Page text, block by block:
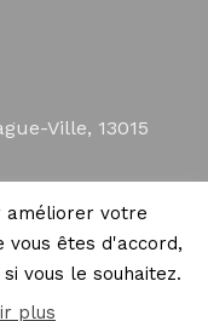
Ville, 13015
Web
améliorer votre
vous êtes d'accord,
vous le souhaitez.
plus